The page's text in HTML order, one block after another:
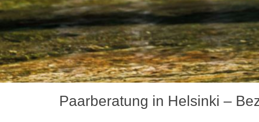
Paarberatung in Helsinki –